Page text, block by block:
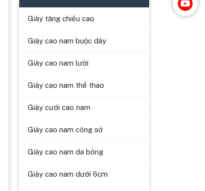
Giày tăng chiều cao
Giày cao nam buộc dây
Giày cao nam lười
Giày cao nam thể thao
Giày cưới cao nam
Giày cao nam công sở
Giày cao nam da bóng
Giày cao nam dưới 6cm